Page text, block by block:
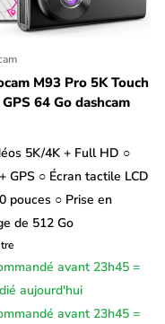
M93 Pro 5K Touch
64 Go dashcam
5K/4K + Full HD ○
GPS ○ Écran tactile LCD
pouces ○ Prise en
de 512 Go
avant 23h45 =
aujourd'hui
avant 23h45 =